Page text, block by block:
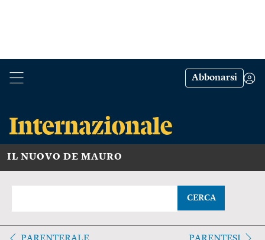
Abbonarsi
IL NUOVO DE MAURO
CERCA